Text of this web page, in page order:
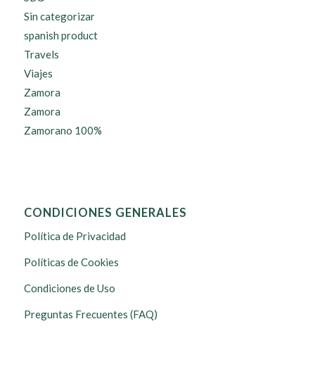
Sin categorizar
spanish product
Travels
Viajes
Zamora
Zamora
Zamorano 100%
CONDICIONES GENERALES
Política de Privacidad
Políticas de Cookies
Condiciones de Uso
Preguntas Frecuentes (FAQ)